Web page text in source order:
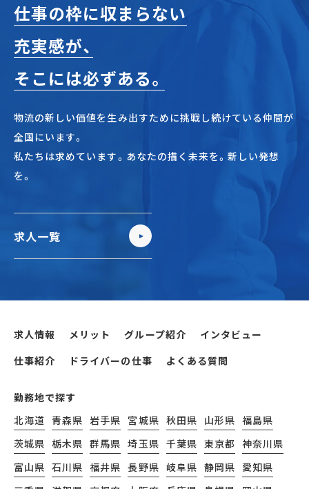
仕事の枠に収まらない
充実感が、
そこには必ずある。
物流の新しい価値を生み出すために挑戦し続けている仲間が
全国にいます。
私たちは求めています。あなたの描く未来を。新しい発想
を。
求人一覧
求人情報 メリット グループ紹介
インタビュー
仕事紹介
ドライバーの仕事 よくある質問
勤務地で探す
北海道 青森県 岩手県 宮城県 秋田県 山形県 福島県
茨城県 栃木県 群馬県 埼玉県 千葉県 東京都 神奈川県
富山県 石川県 福井県 長野県 岐阜県 静岡県 愛知県